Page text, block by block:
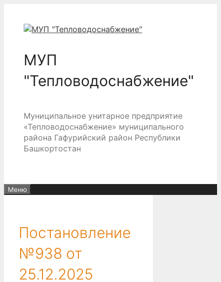
содержимому
МУП
"Тепловодоснабжение"
Муниципальное унитарное предприятие
«Тепловодоснабжение» муниципального
района Гафурийский район Республики
Башкортостан
Меню
Постановление
№938 от
25.12.2025